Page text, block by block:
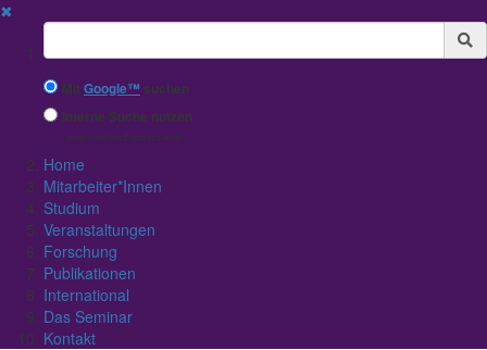
✖
Suchbegriff
MitGoogle™ suchen
Interne Suche nutzen
(eingeschränkte Ergebnisqualität)
Home
Mitarbeiter*Innen
Studium
Veranstaltungen
Forschung
Publikationen
International
Das Seminar
Kontakt